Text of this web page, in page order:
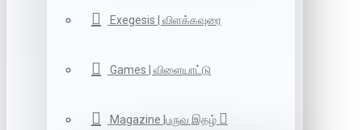
Exegesis | விளக்கவுரை
Games | விளையாட்டு
Magazine |பருவ இதழ்